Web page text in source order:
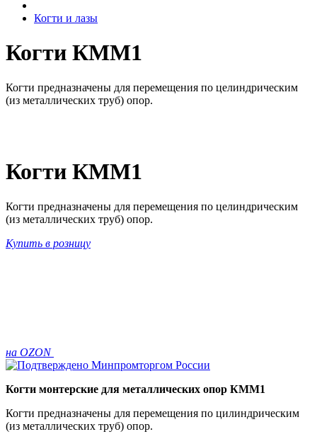
Когти и лазы
Когти КММ1
Когти предназначены для перемещения по целиндрическим
(из металлических труб) опор.
Когти КММ1
Когти предназначены для перемещения по целиндрическим
(из металлических труб) опор.
Купить в розницу
на OZON
Когти монтерские для металлических опор КММ1
Когти предназначены для перемещения по цилиндрическим
(из металлических труб) опор.